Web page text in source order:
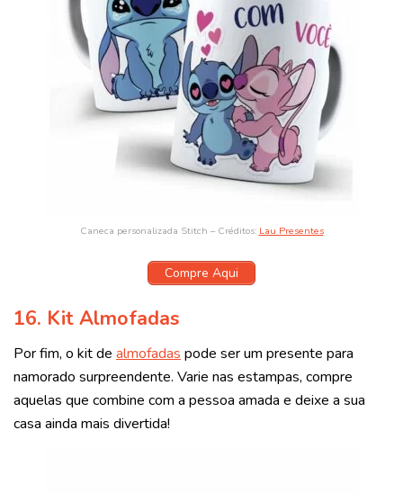
Caneca personalizada Stitch – Créditos: Lau Presentes
Compre Aqui
16. Kit Almofadas
Por fim, o kit de almofadas pode ser um presente para
namorado surpreendente. Varie nas estampas, compre
aquelas que combine com a pessoa amada e deixe a sua
casa ainda mais divertida!